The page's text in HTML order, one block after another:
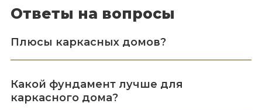
Ответы на вопросы
Плюсы каркасных домов?
Какой фундамент лучше для
каркасного дома?